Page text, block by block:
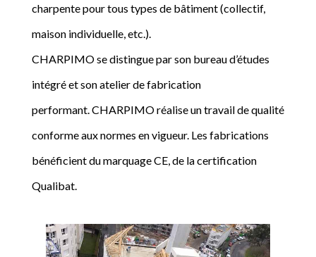
charpente pour tous types de bâtiment (collectif,
maison individuelle, etc.).
CHARPIMO se distingue par son bureau d’études
intégré et son atelier de fabrication
performant. CHARPIMO réalise un travail de qualité
conforme aux normes en vigueur. Les fabrications
bénéficient du marquage CE, de la certification
Qualibat.